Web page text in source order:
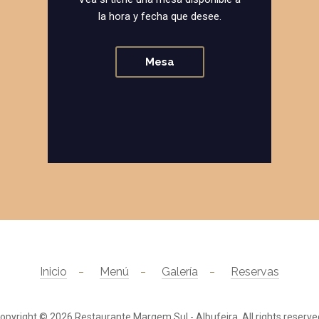
la hora y fecha que desee.
Mesa
Inicio Menú Galería Reservas